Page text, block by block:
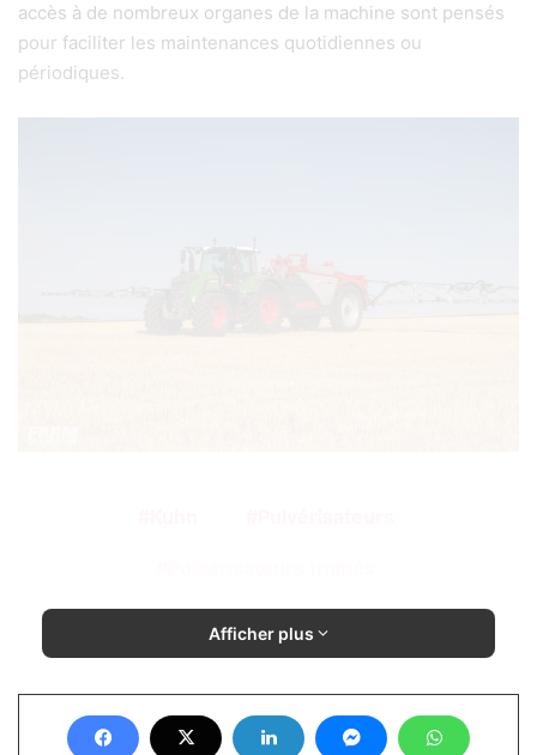
accès à de nombreux organes de la machine sont pensés
pour faciliter les maintenances quotidiennes ou
périodiques.
Afficher plus